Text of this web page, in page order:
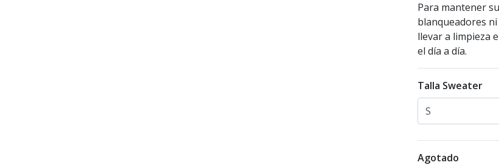
Para mantener
blanqueadores
llevar a limpieza
el día a día.
Talla Sweater
Agotado